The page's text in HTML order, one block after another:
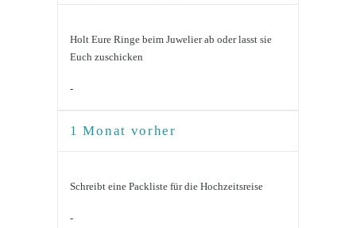
Holt Eure Ringe beim Juwelier ab oder lasst sie
Euch zuschicken
-
1 Monat vorher
Schreibt eine Packliste für die Hochzeitsreise
-